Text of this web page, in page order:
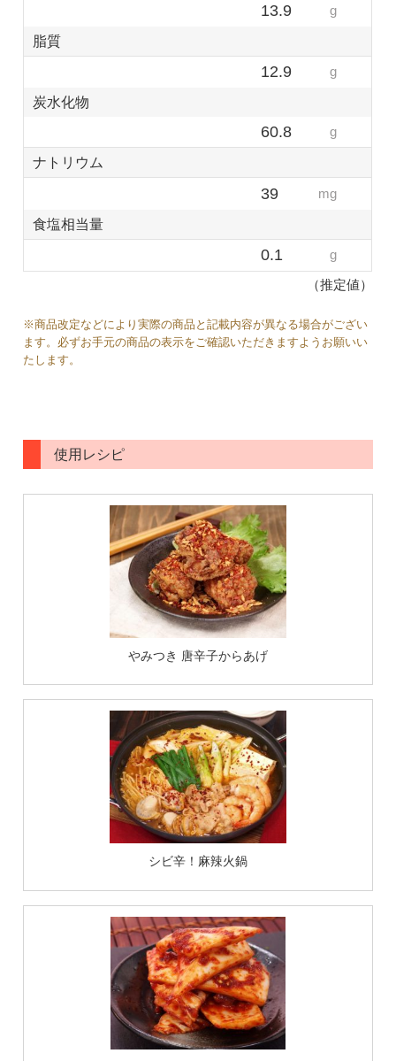
13.9 g
脂質
12.9 g
炭水化物
60.8 g
ナトリウム
39 mg
食塩相当量
0.1
g
（推定値）
※商品改定などにより実際の商品と記載内容が異なる場合がござい
ます。必ずお手元の商品の表示をご確認いただきますようお願いい
たします。
使用レシピ
やみつき 唐辛子からあげ
シビ辛！麻辣火鍋